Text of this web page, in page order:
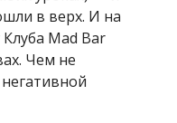
в верх. И на
Mad Bar
Чем не